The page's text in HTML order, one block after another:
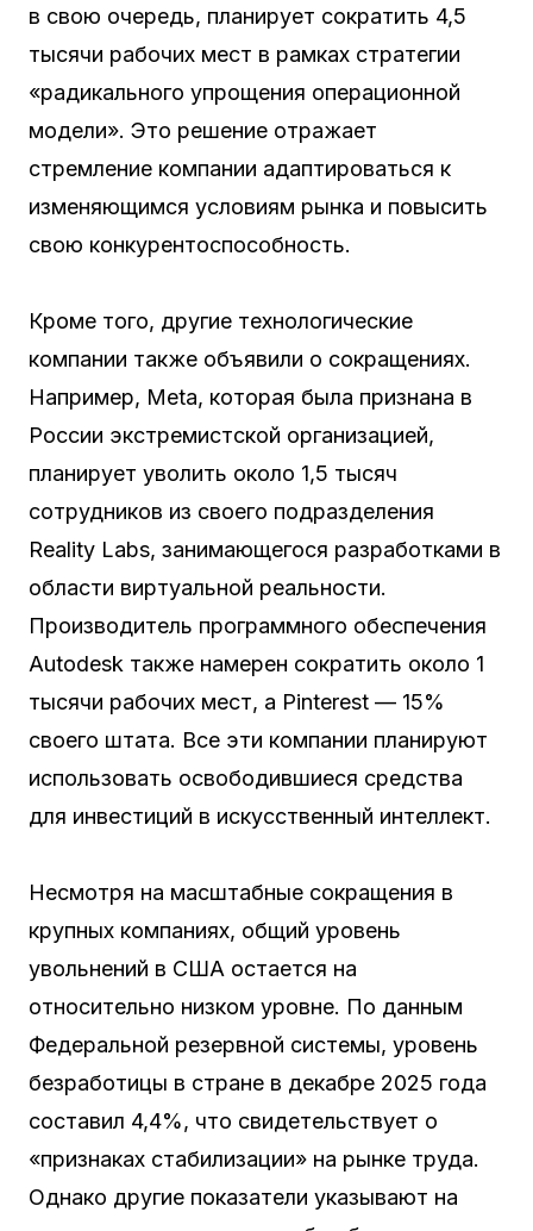
в свою очередь, планирует сократить 4,5
тысячи рабочих мест в рамках стратегии
«радикального упрощения операционной
модели». Это решение отражает
стремление компании адаптироваться к
изменяющимся условиям рынка и повысить
свою конкурентоспособность.
Кроме того, другие технологические
компании также объявили о сокращениях.
Например, Meta, которая была признана в
России экстремистской организацией,
планирует уволить около 1,5 тысяч
сотрудников из своего подразделения
Reality Labs, занимающегося разработками в
области виртуальной реальности.
Производитель программного обеспечения
Autodesk также намерен сократить около 1
тысячи рабочих мест, а Pinterest — 15%
своего штата. Все эти компании планируют
использовать освободившиеся средства
для инвестиций в искусственный интеллект.
Несмотря на масштабные сокращения в
крупных компаниях, общий уровень
увольнений в США остается на
относительно низком уровне. По данным
Федеральной резервной системы, уровень
безработицы в стране в декабре 2025 года
составил 4,4%, что свидетельствует о
«признаках стабилизации» на рынке труда.
Однако другие показатели указывают на